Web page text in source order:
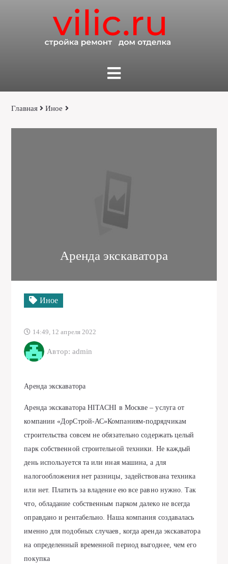
Главная Иное
Аренда экскаватора
Иное
14:49, 12 апреля 2022
Автор: admin
Аренда экскаватора
Аренда экскаватора HITACHI в Москве – услуга от
компании «ДорСтрой-АС»Компаниям-подрядчикам
строительства совсем не обязательно содержать целый
парк собственной строительной техники. Не каждый
день используется та или иная машина, а для
налогообложения нет разницы, задействована техника
или нет. Платить за владение ею все равно нужно. Так
что, обладание собственным парком далеко не всегда
оправдано и рентабельно. Наша компания создавалась
именно для подобных случаев, когда аренда экскаватора
на определенный временной период выгоднее, чем его
покупка